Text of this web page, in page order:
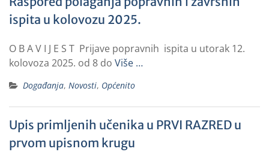
ispita u kolovozu 2025.
O B A V I J E S T Prijave popravnih ispita u utorak 12.
kolovoza 2025. od 8 do Više …
Događanja, Novosti, Općenito
Upis primljenih učenika u PRVI RAZRED u
prvom upisnom krugu